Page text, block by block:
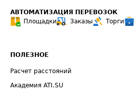
АВТОМАТИЗАЦИЯ ПЕРЕВОЗОК
Площадки
Заказы Торги
ПОЛЕЗНОЕ
Расчет расстояний
Академия ATI.SU